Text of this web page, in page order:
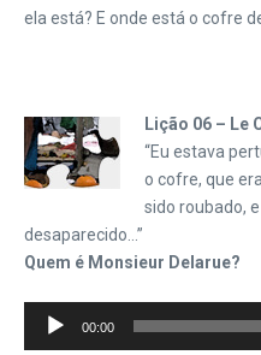
ela está? E onde está o cofre
Lição 06 – Le
“Eu estava
o cofre, que
sido roubado,
desaparecido…”
Quem é Monsieur Delarue?
Tocador
00:00